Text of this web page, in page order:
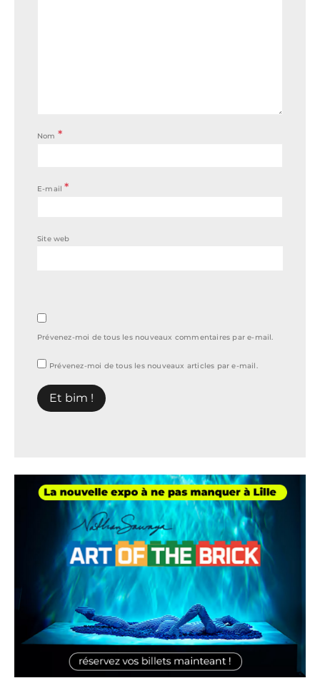
Nom *
E-mail*
Site web
Prévenez-moi de tous les nouveaux commentaires par e-mail.
Prévenez-moi de tous les nouveaux articles par e-mail.